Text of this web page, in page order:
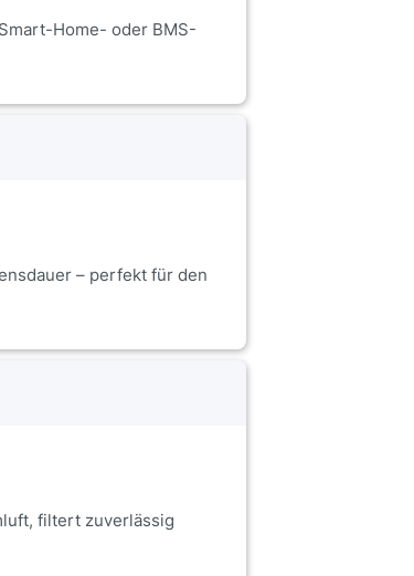
Home- oder BMS-
– perfekt für den
filtert zuverlässig